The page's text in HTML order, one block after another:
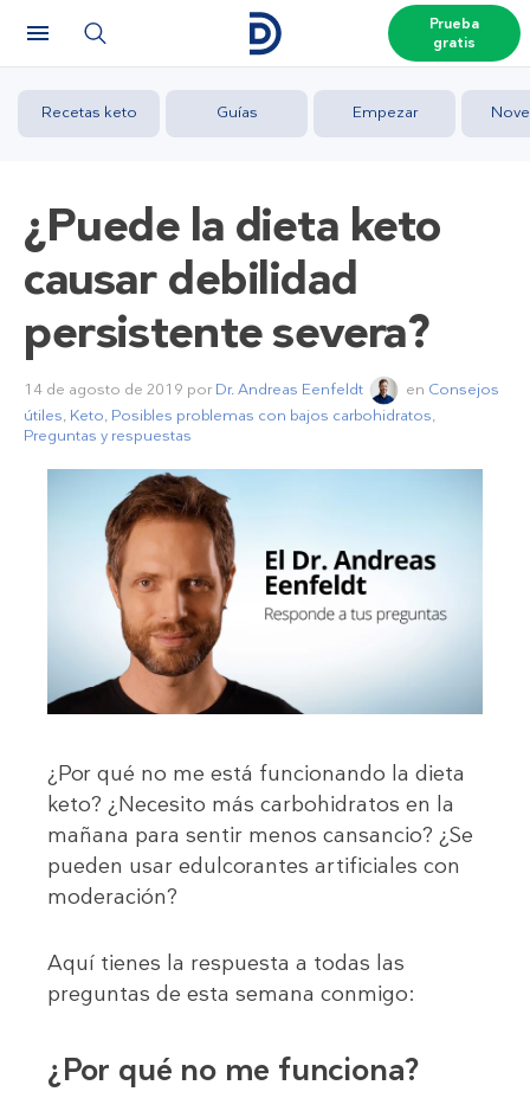
Prueba
gratis
Recetas keto Guías Empezar
¿Puede la dieta keto
causar debilidad
persistente severa?
14 de agosto de 2019 por Dr. Andreas Eenfeldt en Consejos
útiles, Keto, Posibles problemas con bajos carbohidratos,
Preguntas y respuestas
¿Por qué no me está funcionando la dieta
keto? ¿Necesito más carbohidratos en la
mañana para sentir menos cansancio? ¿Se
pueden usar edulcorantes artificiales con
moderación?
Aquí tienes la respuesta a todas las
preguntas de esta semana conmigo:
¿Por qué no me funciona?